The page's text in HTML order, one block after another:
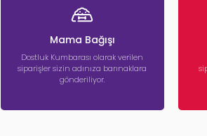
Öne çıkan özellikler:
Ped sabitleme sistemi
Uygun fiyatlı köpek tuvaleti seçenekleri
Suni Çim Köpek Tuvaleti
Doğal çim hissi veren yapısıyla özellikle
Kimler için uygun?
Mama Bağışı
Dostluk Kumbarası olarak verilen
siparişler sizin adınıza barınaklara
gönderiliyor.